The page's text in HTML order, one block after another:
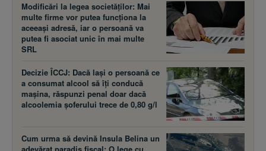
Modificări la legea societăţilor: Mai
multe firme vor putea funcţiona la
aceeaşi adresă, iar o persoană va
putea fi asociat unic în mai multe
SRL
Decizie ÎCCJ: Dacă laşi o persoană ce
a consumat alcool să îţi conducă
maşina, răspunzi penal doar dacă
alcoolemia şoferului trece de 0,80 g/l
Cum urma să devină Insula Belina un